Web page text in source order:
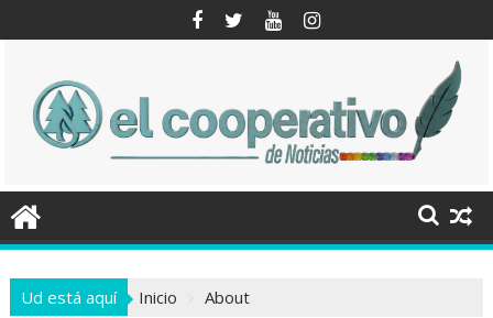
al
Ud está aquí Inicio About